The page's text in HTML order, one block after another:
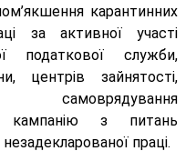
карантинних
за активної участі
податкової служби,
центрів зайнятості,
самоврядування
кампанію з питань
праці.